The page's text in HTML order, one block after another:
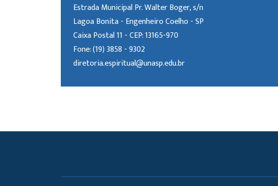
Estrada Municipal Pr. Walter Boger, s/n
Lagoa Bonita - Engenheiro Coelho - SP
Caixa Postal 11 - CEP: 13165-970
Fone: (19) 3858 - 9302
diretoria.espiritual@unasp.edu.br